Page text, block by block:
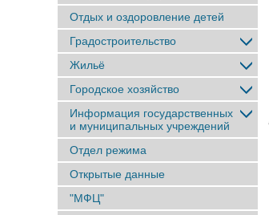
Отдых и оздоровление детей
Градостроительство
Жильё
Городское хозяйство
Информация государственных
и муниципальных учреждений
Отдел режима
Открытые данные
"МФЦ"